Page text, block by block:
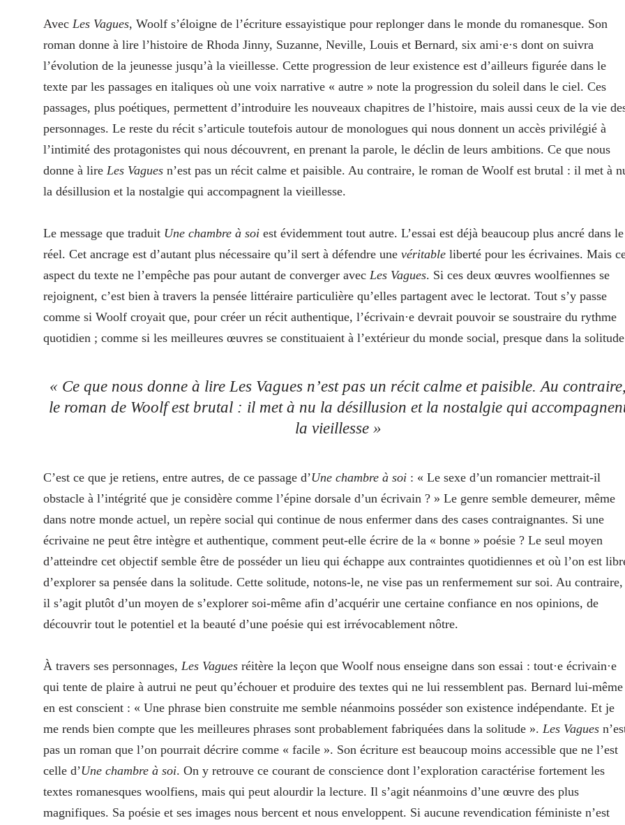
Avec Les Vagues, Woolf s’éloigne de l’écriture essayistique pour replonger dans le monde du romanesque. Son
roman donne à lire l’histoire de Rhoda Jinny, Suzanne, Neville, Louis et Bernard, six ami·e·s dont on suivra
l’évolution de la jeunesse jusqu’à la vieillesse. Cette progression de leur existence est d’ailleurs figurée dans le
texte par les passages en italiques où une voix narrative « autre » note la progression du soleil dans le ciel. Ces
passages, plus poétiques, permettent d’introduire les nouveaux chapitres de l’histoire, mais aussi ceux de la vie
personnages. Le reste du récit s’articule toutefois autour de monologues qui nous donnent un accès privilégié à
l’intimité des protagonistes qui nous découvrent, en prenant la parole, le déclin de leurs ambitions. Ce que nous
donne à lire Les Vagues n’est pas un récit calme et paisible. Au contraire, le roman de Woolf est brutal : il met à
la désillusion et la nostalgie qui accompagnent la vieillesse.
Le message que traduit Une chambre à soi est évidemment tout autre. L’essai est déjà beaucoup plus ancré dans le
réel. Cet ancrage est d’autant plus nécessaire qu’il sert à défendre une véritable liberté pour les écrivaines. Mais
aspect du texte ne l’empêche pas pour autant de converger avec Les Vagues. Si ces deux œuvres woolfiennes se
rejoignent, c’est bien à travers la pensée littéraire particulière qu’elles partagent avec le lectorat. Tout s’y passe
comme si Woolf croyait que, pour créer un récit authentique, l’écrivain·e devrait pouvoir se soustraire du rythme
quotidien ; comme si les meilleures œuvres se constituaient à l’extérieur du monde social, presque dans la
« Ce que nous donne à lire Les Vagues n’est pas un récit calme et paisible. Au
le roman de Woolf est brutal : il met à nu la désillusion et la nostalgie qui
la vieillesse »
C’est ce que je retiens, entre autres, de ce passage d’Une chambre à soi : « Le sexe d’un romancier mettrait-il
obstacle à l’intégrité que je considère comme l’épine dorsale d’un écrivain ? » Le genre semble demeurer, même
dans notre monde actuel, un repère social qui continue de nous enfermer dans des cases contraignantes. Si une
écrivaine ne peut être intègre et authentique, comment peut-elle écrire de la « bonne » poésie ? Le seul moyen
d’atteindre cet objectif semble être de posséder un lieu qui échappe aux contraintes quotidiennes et où l’on est
d’explorer sa pensée dans la solitude. Cette solitude, notons-le, ne vise pas un renfermement sur soi. Au contraire,
il s’agit plutôt d’un moyen de s’explorer soi-même afin d’acquérir une certaine confiance en nos opinions, de
découvrir tout le potentiel et la beauté d’une poésie qui est irrévocablement nôtre.
À travers ses personnages, Les Vagues réitère la leçon que Woolf nous enseigne dans son essai : tout·e écrivain·e
qui tente de plaire à autrui ne peut qu’échouer et produire des textes qui ne lui ressemblent pas. Bernard lui-même
en est conscient : « Une phrase bien construite me semble néanmoins posséder son existence indépendante. Et je
me rends bien compte que les meilleures phrases sont probablement fabriquées dans la solitude ». Les Vagues
pas un roman que l’on pourrait décrire comme « facile ». Son écriture est beaucoup moins accessible que ne l’est
celle d’Une chambre à soi. On y retrouve ce courant de conscience dont l’exploration caractérise fortement les
textes romanesques woolfiens, mais qui peut alourdir la lecture. Il s’agit néanmoins d’une œuvre des plus
magnifiques. Sa poésie et ses images nous bercent et nous enveloppent. Si aucune revendication féministe n’est